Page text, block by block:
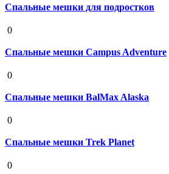
Спальные мешки для подростков
0
Спальные мешки Campus Adventure
0
Спальные мешки BalMax Alaska
0
Спальные мешки Trek Planet
0